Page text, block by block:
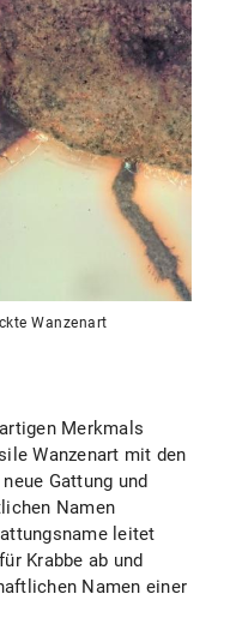
Wanzenart
Merkmals
Wanzenart mit den
Gattung und
Namen
leitet
Krabbe ab und
Namen einer